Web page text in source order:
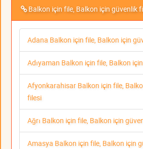
Balkon için file, Balkon için güvenlik
Adana Balkon için file, Balkon için
Adıyaman Balkon için file, Balkon
Afyonkarahisar Balkon için file,
filesi
Ağrı Balkon için file, Balkon için
Amasya Balkon için file, Balkon için